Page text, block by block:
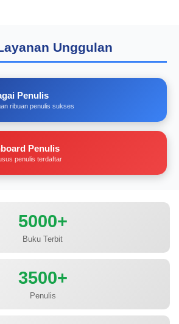
Unggulan
Penulis
ribuan penulis sukses
Penulis
penulis terdaftar
5000+
Buku Terbit
3500+
Penulis